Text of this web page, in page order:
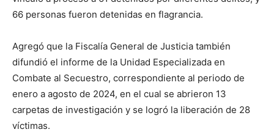
66 personas fueron detenidas en flagrancia.
Agregó que la Fiscalía General de Justicia también
difundió el informe de la Unidad Especializada en
Combate al Secuestro, correspondiente al periodo de
enero a agosto de 2024, en el cual se abrieron 13
carpetas de investigación y se logró la liberación de 28
víctimas.